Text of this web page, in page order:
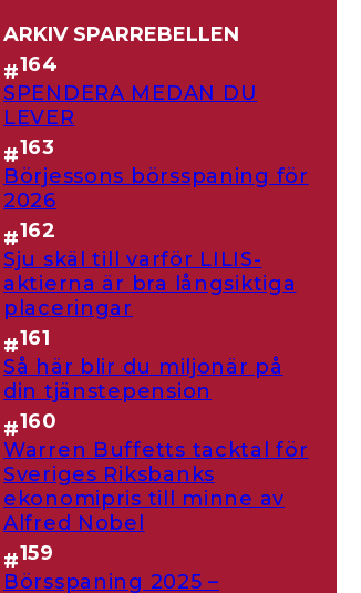
ARKIV SPARREBELLEN
#164
SPENDERA MEDAN DU
LEVER
#163
Börjessons börsspaning för
2026
#162
Sju skäl till varför LILIS-
aktierna är bra långsiktiga
placeringar
#161
Så här blir du miljonär på
din tjänstepension
#160
Warren Buffetts tacktal för
Sveriges Riksbanks
ekonomipris till minne av
Alfred Nobel
#159
Börsspaning 2025 –